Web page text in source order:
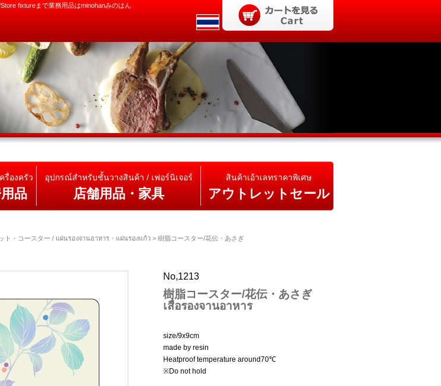
fixtureまで業務用品はminohanみのはん
รื่องครัว
品
อุปกรณ์สำหรับชั้นวางสินค้า / เฟอร์นิเจอร์
店舗用品・家具
สินค้าเอ้าเลทราคาพิเศษ
アウトレットセール
ト・コースター / แผ่นรองจานอาหาร・แผ่นรองแก้ว > 樹脂コースター/花伝・あさぎ
No,1213
樹脂コースター/花伝・あさぎ
เสื่อรองจานอาหาร
size/9x9cm
made by resin
Heatproof temperature around70℃
※Do not hold